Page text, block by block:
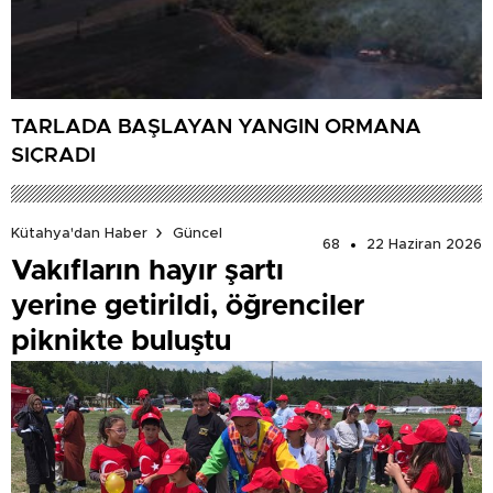
TARLADA BAŞLAYAN YANGIN ORMANA
SIÇRADI
Kütahya'dan Haber
Güncel
68
22 Haziran 2026
Vakıfların hayır şartı
yerine getirildi, öğrenciler
piknikte buluştu